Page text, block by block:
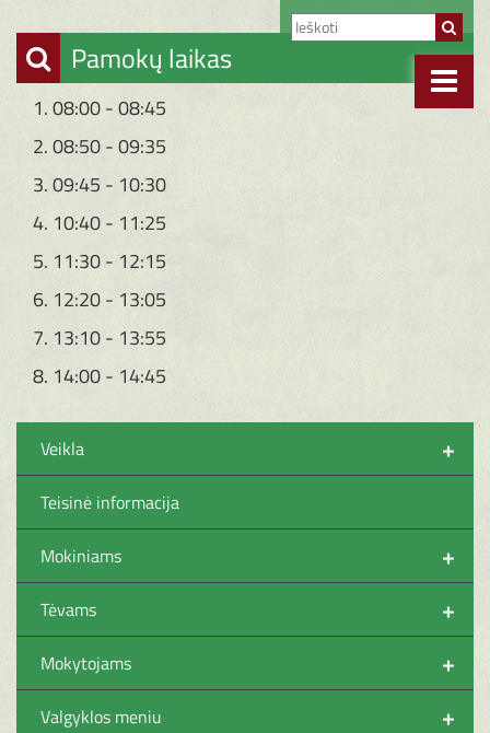
Pamokų laikas
1. 08:00 - 08:45
2. 08:50 - 09:35
3. 09:45 - 10:30
4. 10:40 - 11:25
5. 11:30 - 12:15
6. 12:20 - 13:05
7. 13:10 - 13:55
8. 14:00 - 14:45
+
Veikla
Teisinė informacija
+
Mokiniams
+
Tėvams
+
Mokytojams
+
Valgyklos meniu